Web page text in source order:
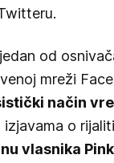
od
mreži
način
o
vlasnika